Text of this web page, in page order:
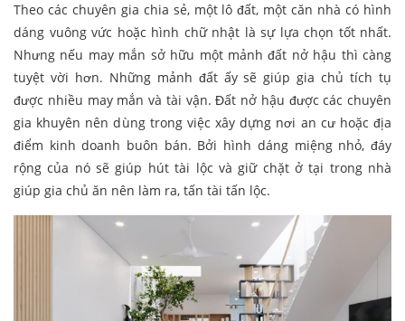
Theo các chuyên gia chia sẻ, một lô đất, một căn nhà có hình
dáng vuông vức hoặc hình chữ nhật là sự lựa chọn tốt nhất.
Nhưng nếu may mắn sở hữu một mảnh đất nở hậu thì càng
tuyệt vời hơn. Những mảnh đất ấy sẽ giúp gia chủ tích tụ
được nhiều may mắn và tài vận. Đất nở hậu được các chuyên
gia khuyên nên dùng trong việc xây dựng nơi an cư hoặc địa
điểm kinh doanh buôn bán. Bởi hình dáng miệng nhỏ, đáy
rộng của nó sẽ giúp hút tài lộc và giữ chặt ở tại trong nhà
giúp gia chủ ăn nên làm ra, tấn tài tấn lộc.